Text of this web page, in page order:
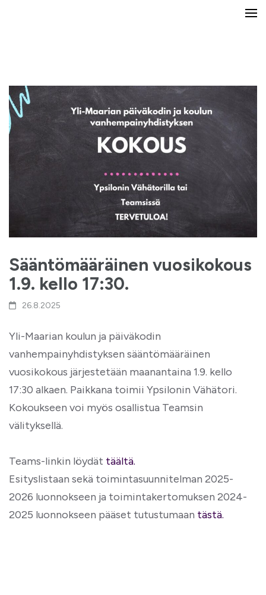
Sääntömääräinen vuosikokous
1.9. kello 17:30.
26.8.2025
Yli-Maarian koulun ja päiväkodin
vanhempainyhdistyksen sääntömääräinen
vuosikokous järjestetään maanantaina 1.9. kello
17:30 alkaen. Paikkana toimii Ypsilonin Vähätori.
Kokoukseen voi myös osallistua Teamsin
välityksellä.
Teams-linkin löydät täältä.
Esityslistaan sekä toimintasuunnitelman 2025-
2026 luonnokseen ja toimintakertomuksen 2024-
2025 luonnokseen pääset tutustumaan tästä.